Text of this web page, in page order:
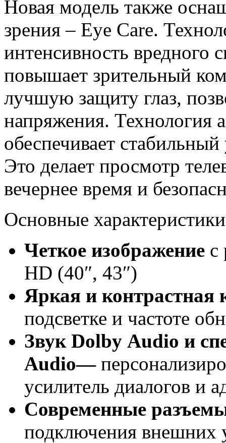
Новая модель также
зрения – Eye Care.
интенсивность вредного
повышает зрительный
лучшую защиту глаз,
напряжения. Технология
обеспечивает
Это делает просмотр
вечернее время и
Основные
Четкое изображение с
HD (40″, 43″)
Яркая и контрастная
подсветке и частоте
Звук Dolby Audio и
Audio—
усилитель диалогов и
Современные
подключения внешних